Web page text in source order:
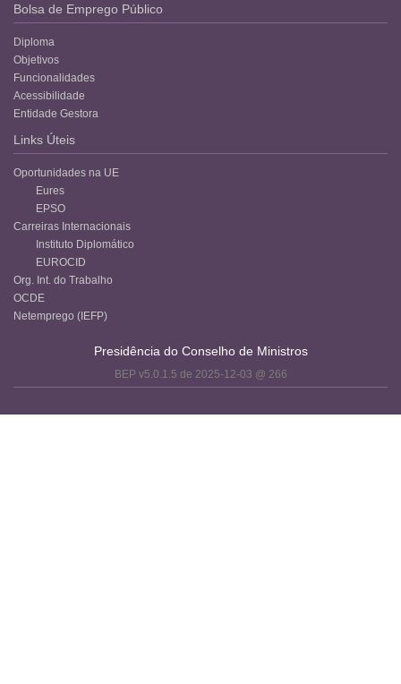
Bolsa de Emprego Público
Diploma
Objetivos
Funcionalidades
Acessibilidade
Entidade Gestora
Links Úteis
Oportunidades na UE
Eures
EPSO
Carreiras Internacionais
Instituto Diplomático
EUROCID
Org. Int. do Trabalho
OCDE
Netemprego (IEFP)
Presidência do Conselho de Ministros
BEP v5.0.1.5 de 2025-12-03 @ 266